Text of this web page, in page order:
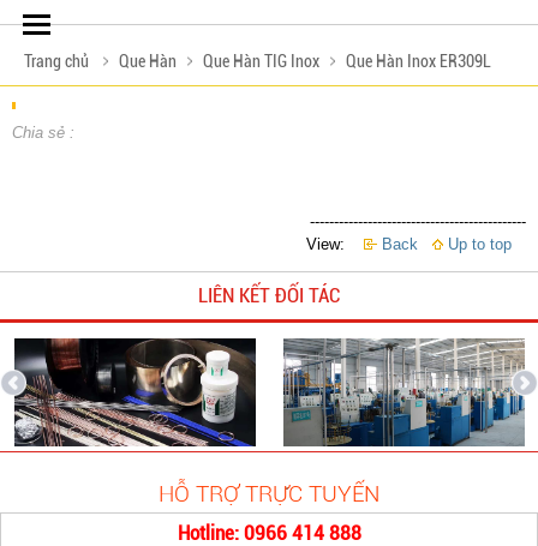
Trang chủ Que Hàn Que Hàn TIG Inox Que Hàn Inox ER309L
Chia sẻ :
---------------------------------------------
View:
Back Up to top
LIÊN KẾT ĐỐI TÁC
HỖ TRỢ TRỰC TUYẾN
Hotline: 0966 414 888